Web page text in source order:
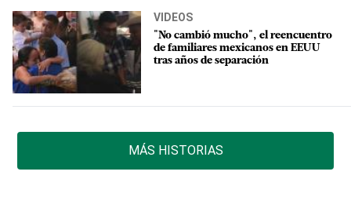
VIDEOS
"No cambió mucho", el reencuentro
de familiares mexicanos en EEUU
tras años de separación
MÁS HISTORIAS